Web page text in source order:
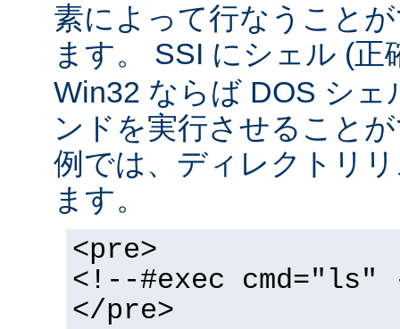
素によって行なうこと
ます。 SSI にシェル (
Win32 ならば DOS シェ
ンドを実行させること
例では、ディレクトリ
ます。
<pre>
<!--#exec cmd="ls"
</pre>